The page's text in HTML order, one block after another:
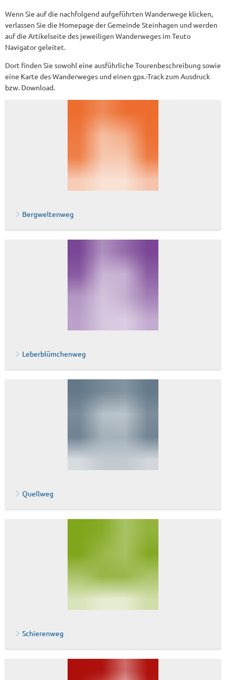
Wenn Sie auf die nachfolgend aufgeführten Wanderwege klicken,
verlassen Sie die Homepage der Gemeinde Steinhagen und werden
auf die Artikelseite des jeweiligen Wanderweges im Teuto
Navigator geleitet.
Dort finden Sie sowohl eine ausführliche Tourenbeschreibung sowie
eine Karte des Wanderweges und einen gpx.-Track zum Ausdruck
bzw. Download.
Bergweltenweg
Leberblümchenweg
Quellweg
Schierenweg